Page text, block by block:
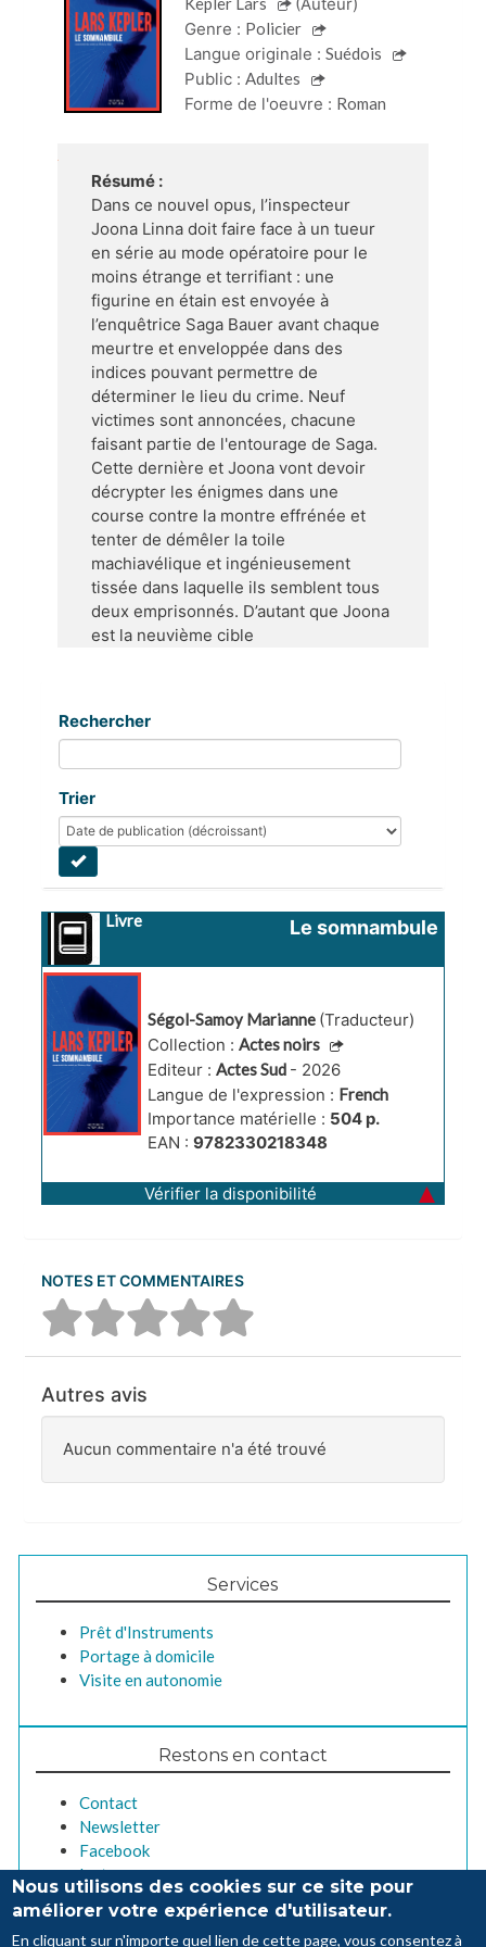
Genre : Policier
Langue originale : Suédois
Public : Adultes
Forme de l'oeuvre : Roman
Résumé :
Dans ce nouvel opus, l’inspecteur
Joona Linna doit faire face à un tueur
en série au mode opératoire pour le
moins étrange et terrifiant : une
figurine en étain est envoyée à
l’enquêtrice Saga Bauer avant chaque
meurtre et enveloppée dans des
indices pouvant permettre de
déterminer le lieu du crime. Neuf
victimes sont annoncées, chacune
faisant partie de l'entourage de Saga.
Cette dernière et Joona vont devoir
décrypter les énigmes dans une
course contre la montre effrénée et
tenter de démêler la toile
machiavélique et ingénieusement
tissée dans laquelle ils semblent tous
deux emprisonnés. D’autant que Joona
est la neuvième cible
Rechercher
Trier
Livre Le somnambule
Ségol-Samoy Marianne (Traducteur)
Collection : Actes noirs
Editeur : Actes Sud - 2026
Langue de l'expression : French
Importance matérielle : 504 p.
EAN : 9782330218348
Vérifier la disponibilité
NOTES ET COMMENTAIRES
Autres avis
Aucun commentaire n'a été trouvé
Services
Prêt d'Instruments
Portage à domicile
Visite en autonomie
Restons en contact
Contact
Newsletter
Facebook
Instagram
Nous utilisons des cookies sur ce site pour
améliorer votre expérience d'utilisateur.
En cliquant sur n'importe quel lien de cette page, vous consentez à